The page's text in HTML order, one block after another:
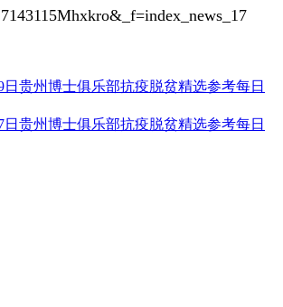
日贵州博士俱乐部抗疫脱贫精选参考每日
日贵州博士俱乐部抗疫脱贫精选参考每日